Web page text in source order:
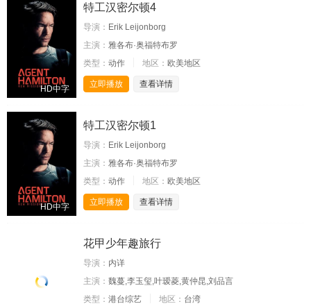
HD中字
特工汉密尔顿4
导演： Erik Leijonborg
主演： 雅各布·奥福特布罗
类型： 动作 地区： 欧美地区
立即播放 查看详情
HD中字
特工汉密尔顿1
导演： Erik Leijonborg
主演： 雅各布·奥福特布罗
类型： 动作 地区： 欧美地区
立即播放 查看详情
花甲少年趣旅行
导演： 内详
主演： 魏蔓,李玉玺,叶瑷菱,黄仲昆,刘品言
类型： 港台综艺 地区： 台湾